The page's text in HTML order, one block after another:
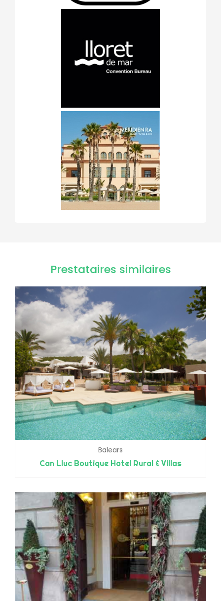
Prestataires similaires
Balears
Can Lluc Boutique Hotel Rural & Villas